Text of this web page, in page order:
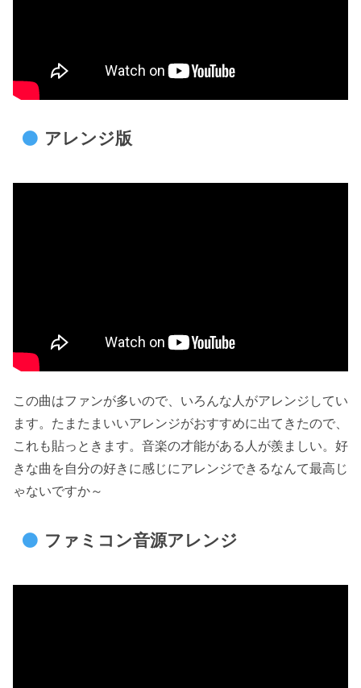
アレンジ版
この曲はファンが多いので、いろんな人がアレンジしてい
ます。たまたまいいアレンジがおすすめに出てきたので、
これも貼っときます。音楽の才能がある人が羨ましい。好
きな曲を自分の好きに感じにアレンジできるなんて最高じ
ゃないですか～
ファミコン音源アレンジ